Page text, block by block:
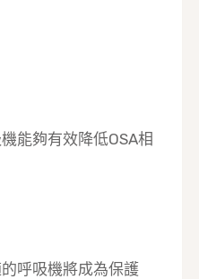
能夠有效降低OSA相
呼吸機將成為保護